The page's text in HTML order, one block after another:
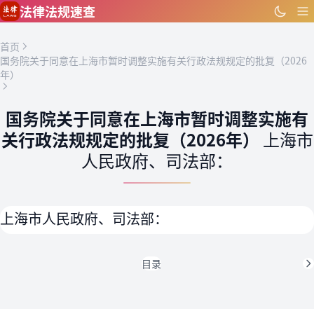
跳到主要内容
法律法规速查
首页
国务院关于同意在上海市暂时调整实施有关行政法规规定的批复（2026
年）
国务院关于同意在上海市暂时调整实施有
关行政法规规定的批复（2026年） 上海市
人民政府、司法部：
上海市人民政府、司法部：
目录